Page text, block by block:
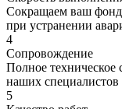
Сокращаем ваш
при устранении
4
Сопровождение
Полное техническое
наших специалистов
5